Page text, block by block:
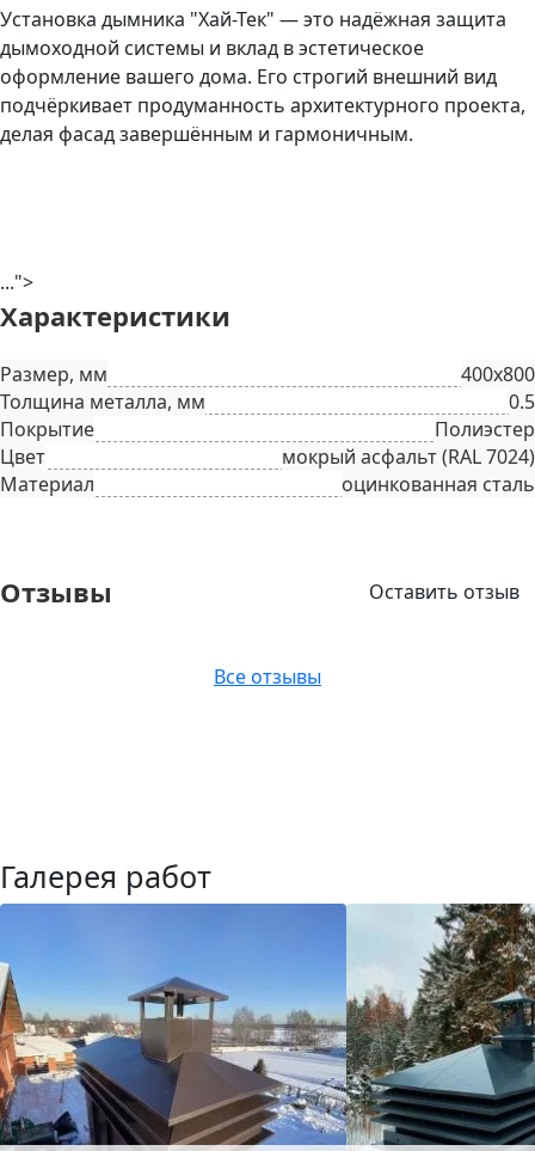
Установка дымника "Хай-Тек" — это надёжная защита
дымоходной системы и вклад в эстетическое
оформление вашего дома. Его строгий внешний вид
подчёркивает продуманность архитектурного проекта,
делая фасад завершённым и гармоничным.
...">
Характеристики
Размер, мм
400х800
Толщина металла, мм
0.5
Покрытие
Полиэстер
Цвет
мокрый асфальт (RAL 7024)
Материал
оцинкованная сталь
Отзывы Оставить отзыв
Все отзывы
Галерея работ